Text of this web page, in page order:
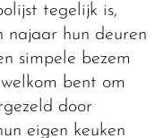
tegelijk is,
najaar hun deuren
simpele bezem
bent om
door
eigen keuken